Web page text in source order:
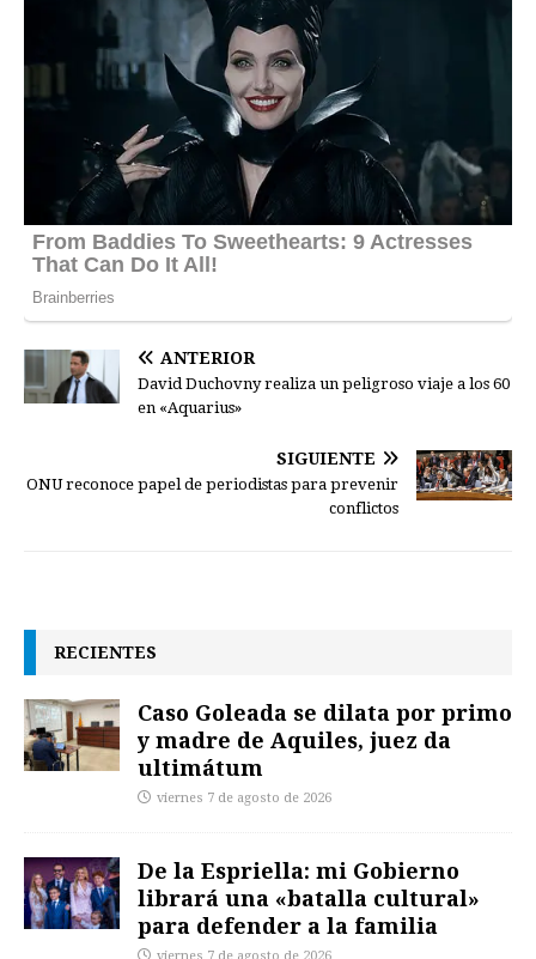
ANTERIOR
David Duchovny realiza un peligroso viaje a los 60
en «Aquarius»
SIGUIENTE
ONU reconoce papel de periodistas para prevenir
conflictos
RECIENTES
Caso Goleada se dilata por primo
y madre de Aquiles, juez da
ultimátum
viernes 7 de agosto de 2026
De la Espriella: mi Gobierno
librará una «batalla cultural»
para defender a la familia
viernes 7 de agosto de 2026